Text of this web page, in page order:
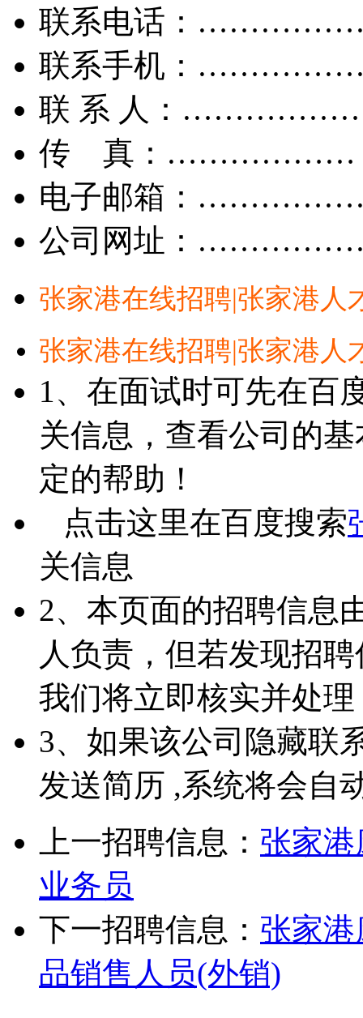
联系电话：
联系手机：
联 系 人：
传 真：………………
电子邮箱：
公司网址：
张家港在线招聘|张家港人
张家港在线招聘|张家港人
1、在面试时可先在百
关信息，查看公司的
定的帮助！
点击这里在百度搜索
关信息
2、本页面的招聘信息
人负责，但若发现招
我们将立即核实并处理
3、如果该公司隐藏联
发送简历 ,系统将会自
上一招聘信息： 张家
业务员
下一招聘信息： 张家
品销售人员(外销)